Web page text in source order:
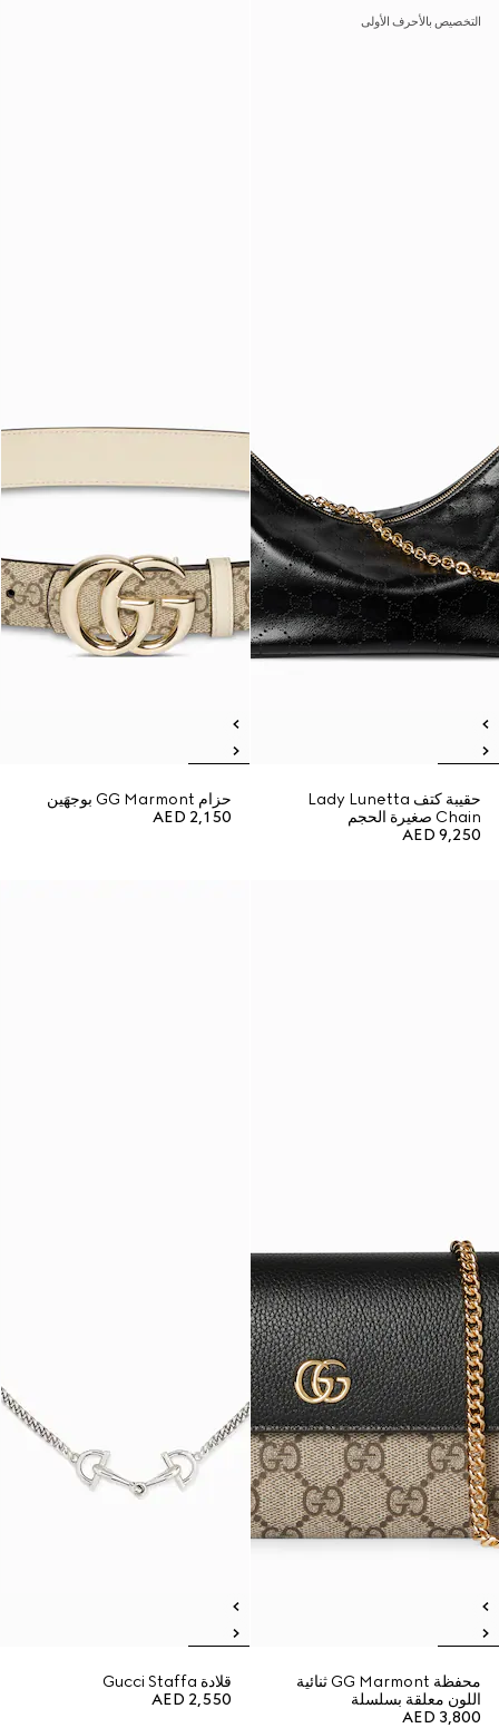
التخصيص بالأحرف الأولى
حقيبة كتف Lady Lunetta
Chain صغيرة الحجم
AED 9,250
حزام GG Marmont بوجهَين
AED 2,150
محفظة GG Marmont ثنائية
اللون معلقة بسلسلة
AED 3,800
قلادة Gucci Staffa
AED 2,550